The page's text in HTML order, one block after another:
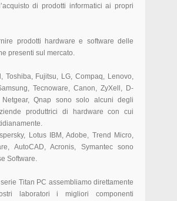
di prodotti informatici ai propri
prodotti hardware e software delle
presenti sul mercato.
Toshiba, Fujitsu, LG, Compaq, Lenovo,
Tecnoware, Canon, ZyXell, D-
Netgear, Qnap sono solo alcuni degli
produttrici di hardware con cui
Lotus IBM, Adobe, Trend Micro,
AutoCAD, Acronis, Symantec sono
Software.
Titan PC assembliamo direttamente
laboratori i migliori componenti